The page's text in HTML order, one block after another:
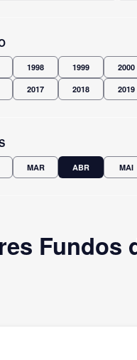
1998 1999 2000
2017 2018 2019
MAR ABR MAI
Fundos